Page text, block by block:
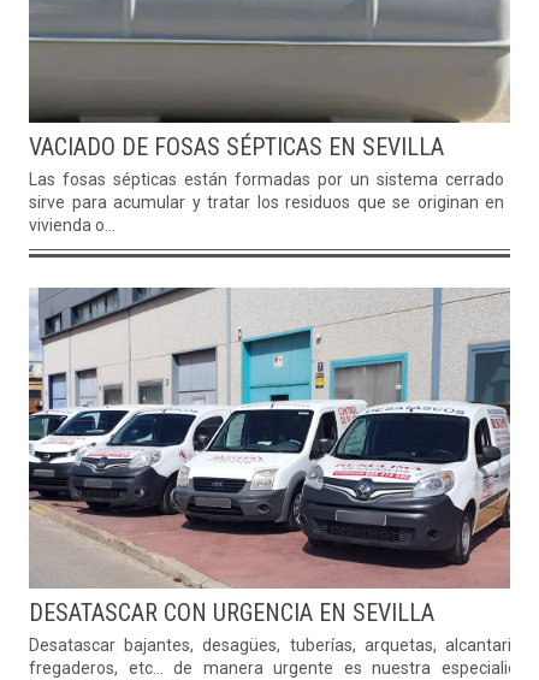
VACIADO DE FOSAS SÉPTICAS EN SEVILLA
Las fosas sépticas están formadas por un sistema cerrado que
sirve para acumular y tratar los residuos que se originan en una
vivienda o...
DESATASCAR CON URGENCIA EN SEVILLA
Desatascar bajantes, desagües, tuberías, arquetas, alcantarillas,
fregaderos, etc... de manera urgente es nuestra especialidad.